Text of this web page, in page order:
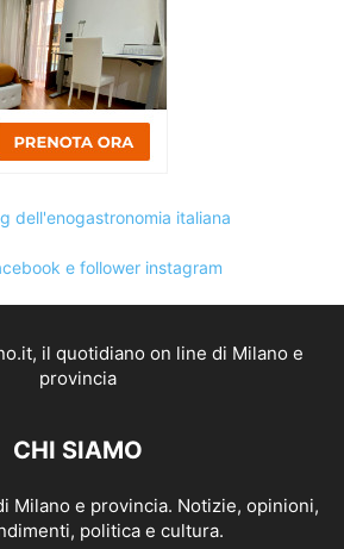
CHI SIAMO
Milano e provincia. Notizie, opinioni,
politica e cultura.